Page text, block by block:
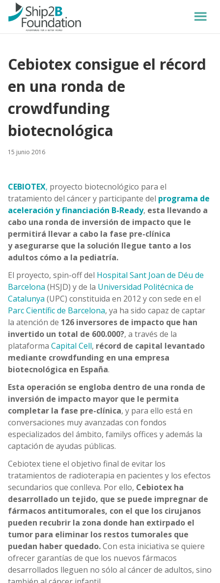
Cebiotex consigue el récord
en una ronda de
crowdfunding
biotecnológica
15 junio 2016
CEBIOTEX, proyecto biotecnológico para el
tratamiento del cáncer y participante del programa de
aceleración y financiación B-Ready, esta llevando a
cabo una ronda de inversión de impacto que le
permitirá llevar a cabo la fase pre-clínica
y asegurarse que la solución llegue tanto a los
adultos cómo a la pediatría.
El proyecto, spin-off del Hospital Sant Joan de Déu de
Barcelona (HSJD) y de la Universidad Politécnica de
Catalunya (UPC) constituida en 2012 y con sede en el
Parc Científic de Barcelona, ya ha sido capaz de captar
la atención de 126 inversores de impacto que han
invertido un total de 600.000?, a través de la
plataforma Capital Cell, récord de capital levantado
mediante crowdfunding en una empresa
biotecnológica en España.
Esta operación se engloba dentro de una ronda de
inversión de impacto mayor que le permita
completar la fase pre-clínica, y para ello está en
conversaciones muy avanzadas con fondos
especializados del ámbito, familys offices y además la
captación de ayudas públicas.
Cebiotex tiene el objetivo final de evitar los
tratamientos de radioterapia en pacientes y los efectos
secundarios que conlleva. Por ello, Cebiotex ha
desarrollado un tejido, que se puede impregnar de
fármacos antitumorales, con el que los cirujanos
pueden recubrir la zona donde han extirpado el
tumor para eliminar los restos tumorales que
puedan haber quedado.Con esta iniciativa se quiere
ofrecer garantías de que los nuevos fármacos
desarrollados lleguen no sólo al cáncer de adultos, sino